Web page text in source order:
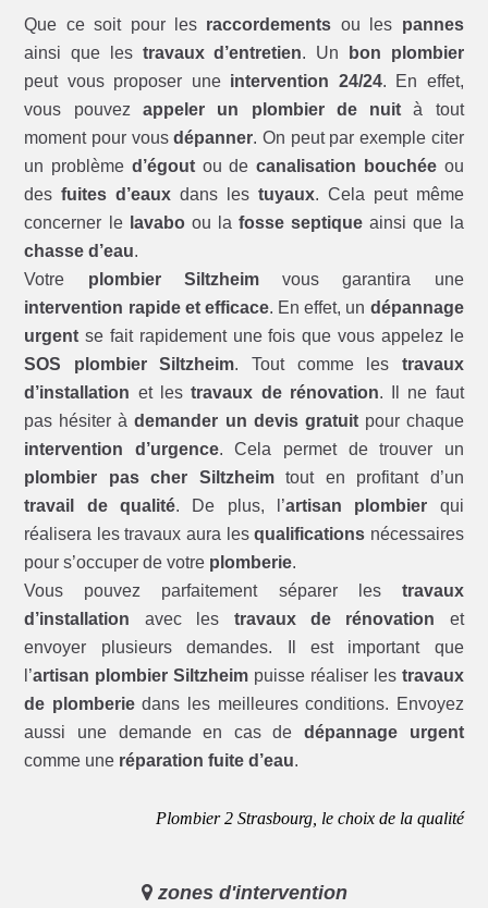
Que ce soit pour les raccordements ou les pannes
ainsi que les travaux d’entretien. Un
bon plombier
peut vous proposer une intervention 24/24. En effet,
vous pouvez appeler un plombier de nuit à tout
moment pour vousdépanner. On peut par exemple citer
un problème d’égoutou decanalisation bouchéeou
desfuites d’eaux dans les tuyaux. Cela peut même
concerner le lavaboou lafosse septique ainsi que la
chasse d’eau.
Votre plombier Siltzheimvous garantira une
intervention rapide et efficace. En effet, un dépannage
urgent se fait rapidement une fois que vous appelez le
SOS plombier Siltzheim. Tout comme les travaux
d’installation et lestravaux de rénovation. Il ne faut
pas hésiter àdemander un devis gratuitpour chaque
intervention d’urgence. Cela permet de trouver un
plombier pas cher Siltzheimtout en profitant d’un
travail de qualité. De plus, l’artisan plombier qui
réalisera les travaux aura lesqualifications nécessaires
pour s’occuper de votre plomberie.
Vous pouvez parfaitement séparer les travaux
d’installation avec les travaux de rénovation et
envoyer plusieurs demandes. Il est important que
l’artisan plombier Siltzheim puisse réaliser les travaux
de plomberiedans les meilleures conditions. Envoyez
aussi une demande en cas de dépannage urgent
comme une réparation fuite d’eau.
Plombier 2 Strasbourg, le choix de la qualité
zones d'intervention